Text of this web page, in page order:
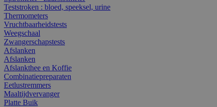
Teststroken : bloed, speeksel, urine
Thermometers
Vruchtbaarheidstests
Weegschaal
Zwangerschapstests
Afslanken
Afslanken
Afslankthee en Koffie
Combinatiepreparaten
Eetlustremmers
Maaltijdvervanger
Platte Buik